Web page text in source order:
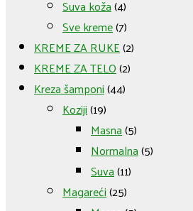
Suva koža(4)
Sve kreme(7)
KREME ZA RUKE(2)
KREME ZA TELO(2)
Kreza šamponi(44)
Koziji(19)
Masna(5)
Normalna(5)
Suva(11)
Magareći(25)